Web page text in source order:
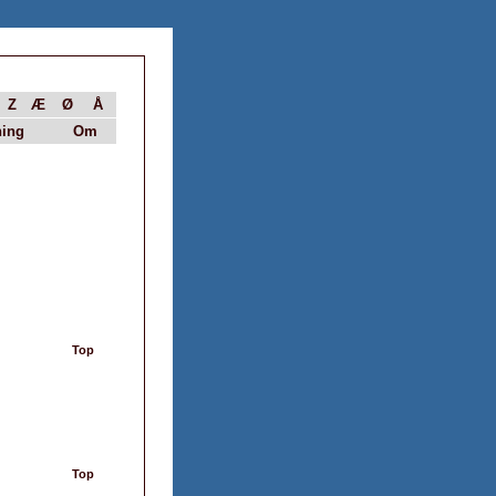
Z Æ Ø
Å
Om
Top
Top